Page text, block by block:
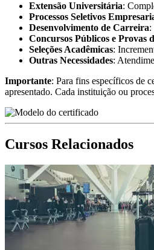
Extensão Universitária:
Processos Seletivos
Desenvolvimento de Carreira:
Concursos Públicos e Provas
Seleções Acadêmicas:
Outras Necessidades:
Importante: Para fins específicos de
apresentado. Cada instituição ou
Cursos Relacionados